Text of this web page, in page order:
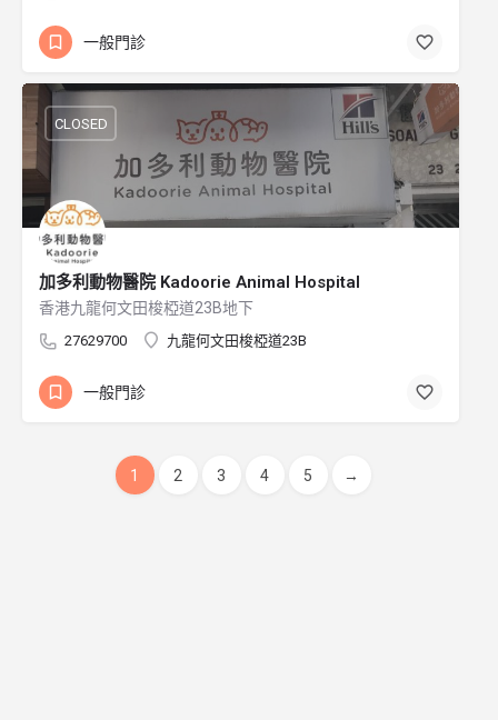
一般門診
加多利動物醫院 Kadoorie Animal Hospital
香港九龍何文田梭椏道23B地下
27629700 九龍何文田梭椏道23B
CLOSED
一般門診
1 2 3 4 5 →